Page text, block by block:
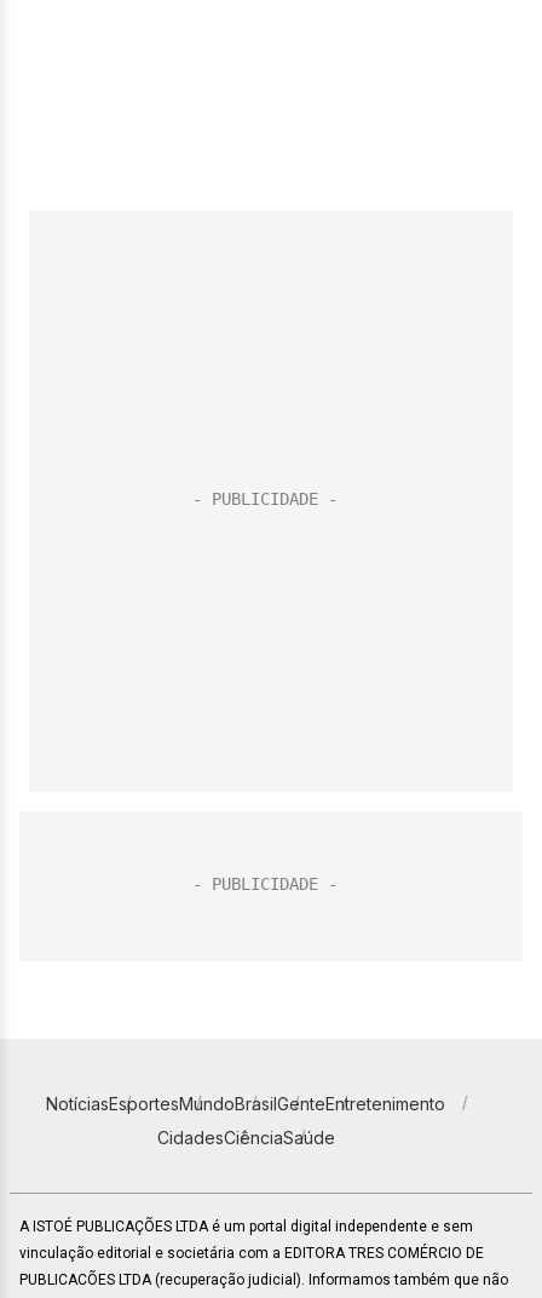
NotíciasEsportesMundoBrasilGenteEntretenimento
CidadesCiênciaSaúde
A ISTOÉ PUBLICAÇÕES LTDA é um portal digital independente e sem
vinculação editorial e societária com a EDITORA TRES COMÉRCIO DE
PUBLICACÕES LTDA (recuperação judicial). Informamos também que não